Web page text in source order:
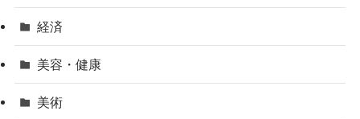
経済
美容・健康
美術